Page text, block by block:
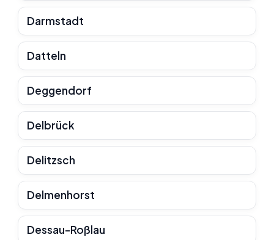
Darmstadt
Datteln
Deggendorf
Delbrück
Delitzsch
Delmenhorst
Dessau-Roßlau